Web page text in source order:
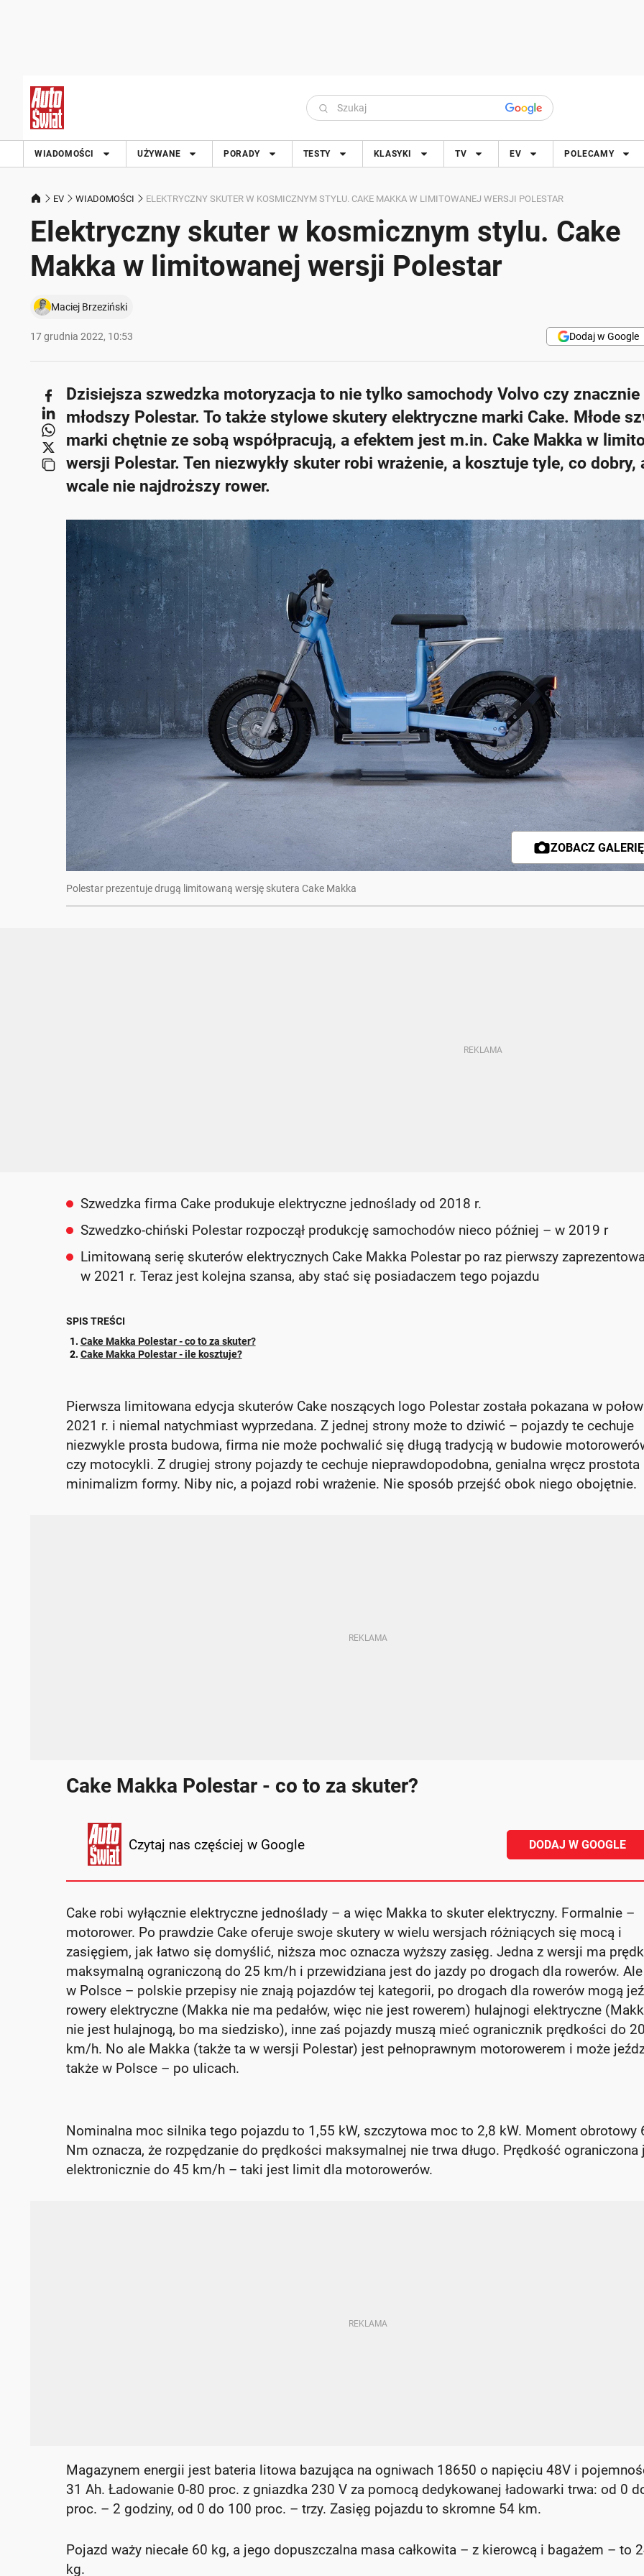
WIADOMOŚCI UŻYWANE PORADY TESTY KLASYKI TV EV POLECAMY
EV WIADOMOŚCI ELEKTRYCZNY SKUTER W KOSMICZNYM STYLU. CAKE MAKKA W LIMITOWANEJ WERSJI POLESTAR
Elektryczny skuter w kosmicznym stylu. Cake
Makka w limitowanej wersji Polestar
Maciej Brzeziński
17 grudnia 2022, 10:53 Dodaj w Google
Dzisiejsza szwedzka motoryzacja to nie tylko samochody Volvo czy znacznie
młodszy Polestar. To także stylowe skutery elektryczne marki Cake. Młode
marki chętnie ze sobą współpracują, a efektem jest m.in. Cake Makka w
wersji Polestar. Ten niezwykły skuter robi wrażenie, a kosztuje tyle, co dobry,
wcale nie najdroższy rower.
ZOBACZ
Polestar prezentuje drugą limitowaną wersję skutera Cake Makka
Szwedzka firma Cake produkuje elektryczne jednoślady od 2018 r.
Szwedzko-chiński Polestar rozpoczął produkcję samochodów nieco później – w 2019 r
Limitowaną serię skuterów elektrycznych Cake Makka Polestar po raz pierwszy
w 2021 r. Teraz jest kolejna szansa, aby stać się posiadaczem tego pojazdu
SPIS TREŚCI
Cake Makka Polestar - co to za skuter?
Cake Makka Polestar - ile kosztuje?
Pierwsza limitowana edycja skuterów Cake noszących logo Polestar została pokazana w
2021 r. i niemal natychmiast wyprzedana. Z jednej strony może to dziwić – pojazdy te cechuje
niezwykle prosta budowa, firma nie może pochwalić się długą tradycją w budowie
czy motocykli. Z drugiej strony pojazdy te cechuje nieprawdopodobna, genialna wręcz prostota
minimalizm formy. Niby nic, a pojazd robi wrażenie. Nie sposób przejść obok niego obojętnie.
Cake Makka Polestar - co to za skuter?
Czytaj nas częściej w Google DODAJ W GOOGLE
Cake robi wyłącznie elektryczne jednoślady – a więc Makka to skuter elektryczny. Formalnie –
motorower. Po prawdzie Cake oferuje swoje skutery w wielu wersjach różniących się mocą i
zasięgiem, jak łatwo się domyślić, niższa moc oznacza wyższy zasięg. Jedna z wersji ma
maksymalną ograniczoną do 25 km/h i przewidziana jest do jazdy po drogach dla rowerów.
w Polsce – polskie przepisy nie znają pojazdów tej kategorii, po drogach dla rowerów mogą
rowery elektryczne (Makka nie ma pedałów, więc nie jest rowerem) hulajnogi elektryczne
nie jest hulajnogą, bo ma siedzisko), inne zaś pojazdy muszą mieć ogranicznik prędkości do
km/h. No ale Makka (także ta w wersji Polestar) jest pełnoprawnym motorowerem i może
także w Polsce – po ulicach.
Nominalna moc silnika tego pojazdu to 1,55 kW, szczytowa moc to 2,8 kW. Moment obrotowy
Nm oznacza, że rozpędzanie do prędkości maksymalnej nie trwa długo. Prędkość ograniczona
elektronicznie do 45 km/h – taki jest limit dla motorowerów.
Magazynem energii jest bateria litowa bazująca na ogniwach 18650 o napięciu 48V i
31 Ah. Ładowanie 0-80 proc. z gniazdka 230 V za pomocą dedykowanej ładowarki trwa: od 0
proc. – 2 godziny, od 0 do 100 proc. – trzy. Zasięg pojazdu to skromne 54 km.
Pojazd waży niecałe 60 kg, a jego dopuszczalna masa całkowita – z kierowcą i bagażem – to
kg.